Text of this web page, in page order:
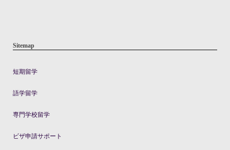
Sitemap
短期留学
語学留学
専門学校留学
ビザ申請サポート